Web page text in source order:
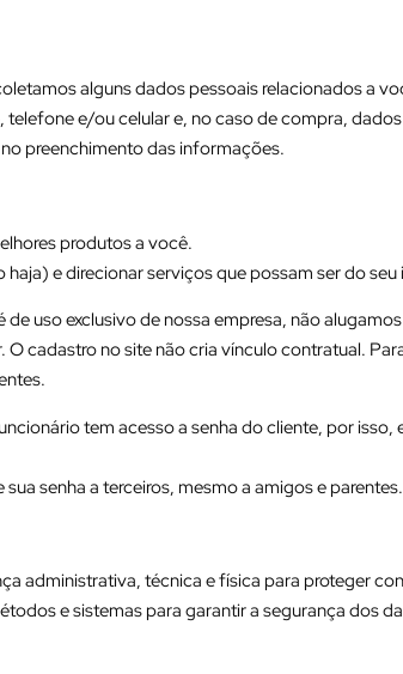
alguns dados pessoais relacionados a
e/ou celular e, no caso de compra,
preenchimento das informações.
produtos a você.
e direcionar serviços que possam ser do seu
uso exclusivo de nossa empresa, não
cadastro no site não cria vínculo contratual.
tem acesso a senha do cliente, por isso,
senha a terceiros, mesmo a amigos e parentes.
administrativa, técnica e física para proteger
e sistemas para garantir a segurança dos